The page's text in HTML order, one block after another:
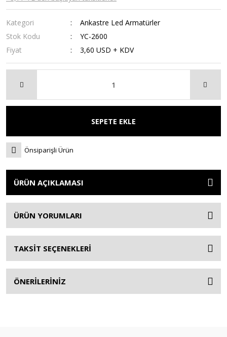
Kategori
Ankastre Led Armatürler
Stok Kodu
YC-2600
Fiyat
3,60 USD + KDV
SEPETE EKLE
Önsiparişli Ürün
ÜRÜN AÇIKLAMASI
ÜRÜN YORUMLARI
TAKSİT SEÇENEKLERİ
ÖNERİLERİNİZ